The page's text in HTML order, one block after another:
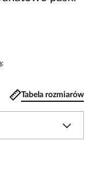
Tabela rozmiarów